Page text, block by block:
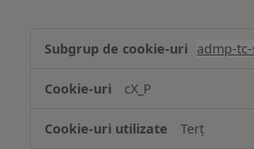
și/sau
informațiilor
pe
admp-
cX_P
Terț